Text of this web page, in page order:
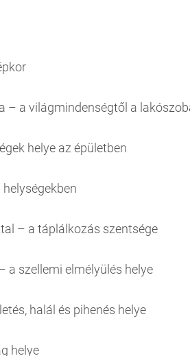
és a
– a világmindenségtől a
helye az
helye a
asztal – a táplálkozás
– a szellemi
születés, halál és
imádság